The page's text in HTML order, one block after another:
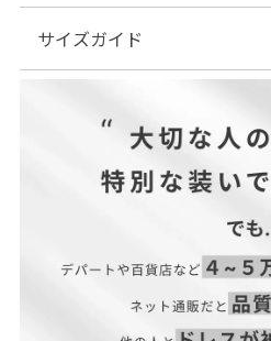
■素材：表地 ポリエステル…100%
裏地 ポリエステル…92% ポリウ
■裏地：あり
■ファスナー：背面あり
※美しいシルエット・デザイン性を
■付属品：なし
サイズガイド